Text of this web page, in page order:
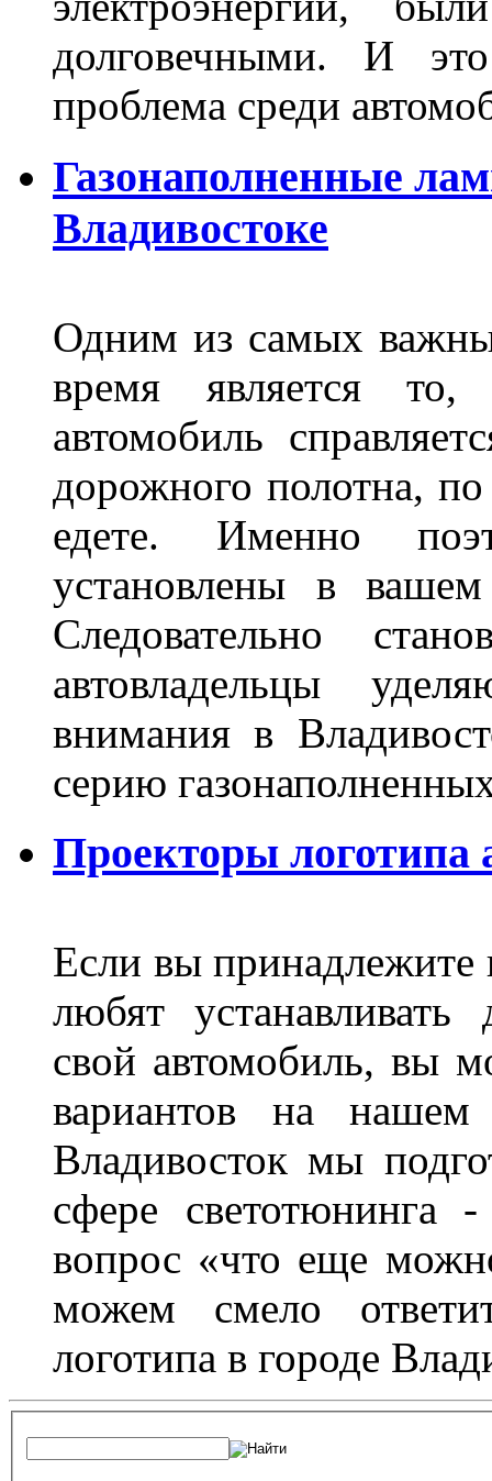
долговечными. И
проблема среди
Газонаполненные
Владивостоке
Одним из самых
время является то,
автомобиль
дорожного полотна,
едете. Именно
установлены в
Следовательно
автовладельцы
внимания в
серию
Проекторы логотипа
Если вы принадлежите
любят устанавливать
свой автомобиль, вы
вариантов на
Владивосток мы
сфере светотюнинга
вопрос «что еще
можем смело
логотипа в городе